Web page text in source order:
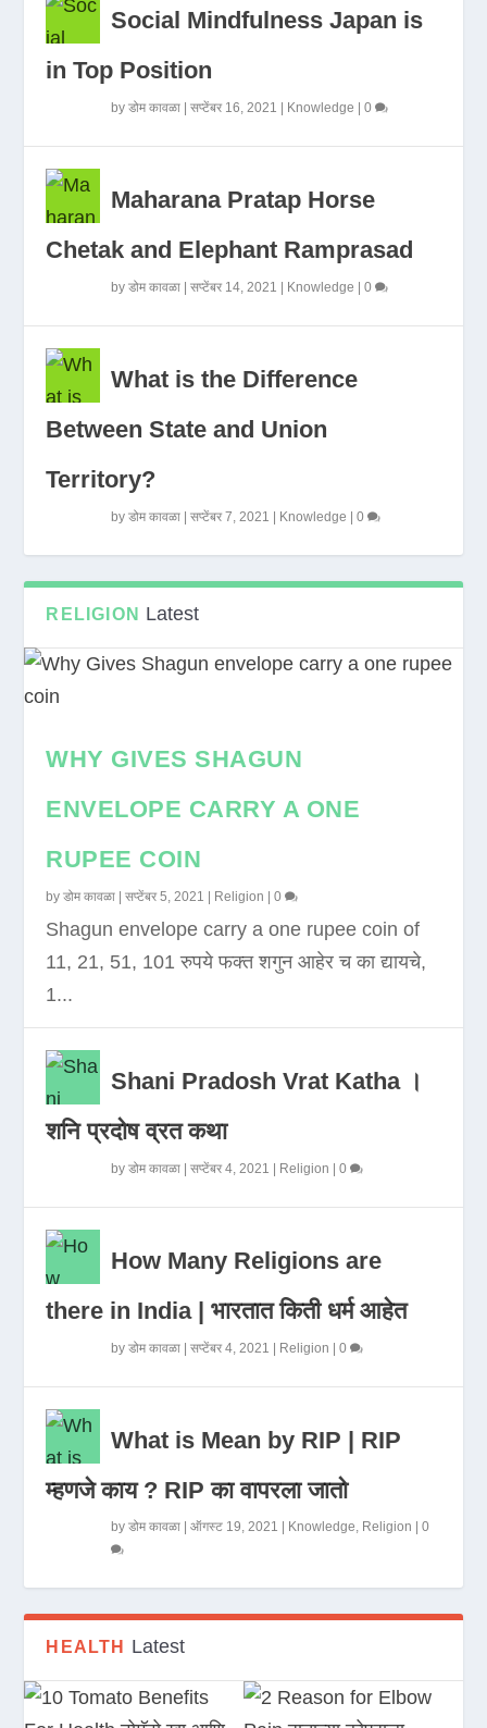
Social Mindfulness Japan is
in Top Position
byडोम कावळा |सप्टेंबर 16, 2021 Knowledge |0
Maharana Pratap Horse
Chetak and Elephant Ramprasad
byडोम कावळा |सप्टेंबर 14, 2021 Knowledge |0
What is the Difference
Between State and Union
Territory?
byडोम कावळा |सप्टेंबर 7, 2021 Knowledge |0
RELIGION Latest
WHY GIVES SHAGUN
ENVELOPE CARRY A ONE
RUPEE COIN
byडोम कावळा |सप्टेंबर 5, 2021 Religion |0
Shagun envelope carry a one rupee coin of
11, 21, 51, 101 रुपये फक्त शगुन आहेर च का द्यायचे,
1...
Shani Pradosh Vrat Katha ।
शनि प्रदोष व्रत कथा
byडोम कावळा |सप्टेंबर 4, 2021 Religion |0
How Many Religions are
there in India | भारतात किती धर्म आहेत
byडोम कावळा |सप्टेंबर 4, 2021 Religion |0
What is Mean by RIP | RIP
म्हणजे काय ? RIP का वापरला जातो
byडोम कावळा |ऑगस्ट 19, 2021 Knowledge, Religion |0
HEALTH Latest